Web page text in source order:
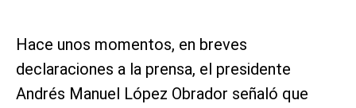
Hace unos momentos, en breves
declaraciones a la prensa, el presidente
Andrés Manuel López Obrador señaló que